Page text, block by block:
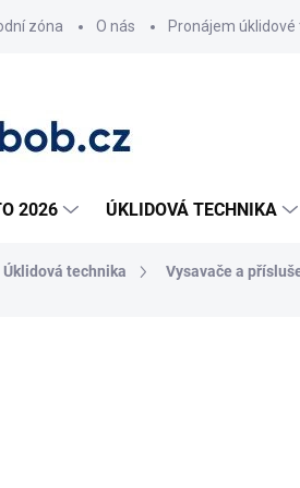
zóna O nás Pronájem
2026 ÚKLIDOVÁ TECHNIKA
Úklidová technika Vysavače a